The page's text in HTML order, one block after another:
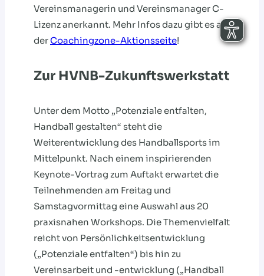
Vereinsmanagerin und Vereinsmanager C-
Lizenz anerkannt. Mehr Infos dazu gibt es auf
derCoachingzone-Aktionsseite!
Zur HVNB-Zukunftswerkstatt
Unter dem Motto „Potenziale entfalten,
Handball gestalten“ steht die
Weiterentwicklung des Handballsports im
Mittelpunkt. Nach einem inspirierenden
Keynote-Vortrag zum Auftakt erwartet die
Teilnehmenden am Freitag und
Samstagvormittag eine Auswahl aus 20
praxisnahen Workshops. Die Themenvielfalt
reicht von Persönlichkeitsentwicklung
(„Potenziale entfalten“) bis hin zu
Vereinsarbeit und -entwicklung („Handball